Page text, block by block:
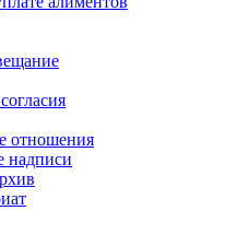
отношения
надписи